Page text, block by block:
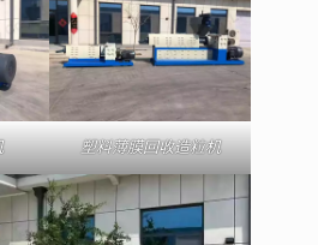
塑料薄膜回收造粒机